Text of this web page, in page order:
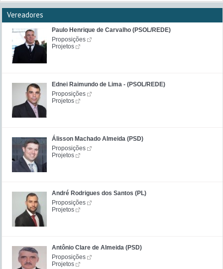
Vereadores
Paulo Henrique de Carvalho (PSOL/REDE)
Proposições
Projetos
Ednei Raimundo de Lima - (PSOL/REDE)
Proposições
Projetos
Álisson Machado Almeida (PSD)
Proposições
Projetos
André Rodrigues dos Santos (PL)
Proposições
Projetos
Antônio Clare de Almeida (PSD)
Proposições
Projetos